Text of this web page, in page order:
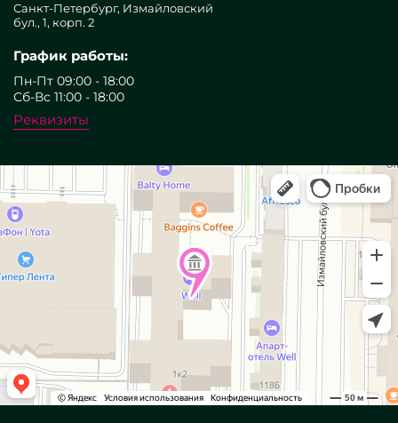
Санкт-Петербург, Измайловский
бул., 1, корп. 2
График работы:
Пн-Пт 09:00 - 18:00
Сб-Вс 11:00 - 18:00
Реквизиты